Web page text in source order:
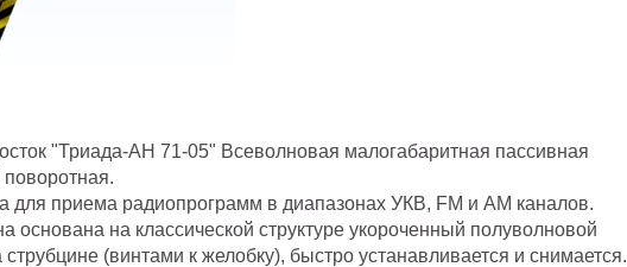
"Триада-АН 71-05" Всеволновая малогабаритная пассивная
для приема радиопрограмм в диапазонах УКВ, FM и АМ каналов.
основана на классической структуре укороченный полуволновой
(винтами к желобку), быстро устанавливается и снимается.